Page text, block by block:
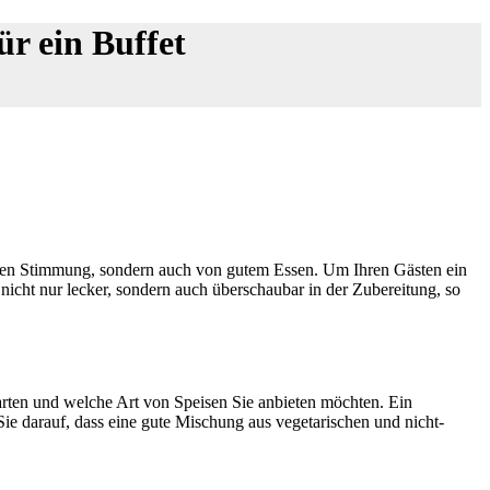
ein Buffet
Stimmung, sondern auch von gutem Essen. Um Ihren Gästen ein
nur lecker, sondern auch überschaubar in der Zubereitung, so
und welche Art von Speisen Sie anbieten möchten. Ein
darauf, dass eine gute Mischung aus vegetarischen und nicht-